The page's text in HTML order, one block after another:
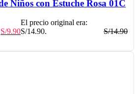
Niños con Estuche Rosa 01C
S/14.90
El precio original era:
S/14.90.
S/9.90